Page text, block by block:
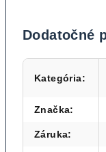
Dodatočné
Kategória:
Značka:
Záruka: